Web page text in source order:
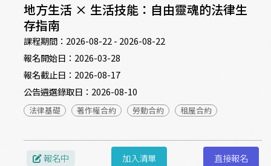
地方生活 × 生活技能：自由靈魂的法律生
存指南
課程期間： 2026-08-22 - 2026-08-22
報名開始日： 2026-03-28
報名截止日： 2026-08-17
公告遴選錄取日： 2026-08-10
法律基礎 著作權合約 勞動合約 租屋合約
報名中 加入清單 直接報名